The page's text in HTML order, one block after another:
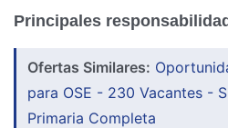
Principales
Ofertas Similares:
para OSE - 230 Vacantes -
Primaria Completa